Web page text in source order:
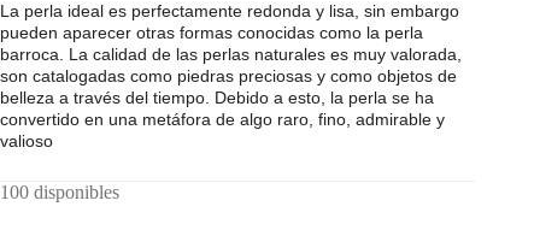
La perla ideal es perfectamente redonda y lisa, sin embargo
pueden aparecer otras formas conocidas como la perla
barroca. La calidad de las perlas naturales es muy valorada,
son catalogadas como piedras preciosas y como objetos de
belleza a través del tiempo. Debido a esto, la perla se ha
convertido en una metáfora de algo raro, fino, admirable y
valioso
100 disponibles